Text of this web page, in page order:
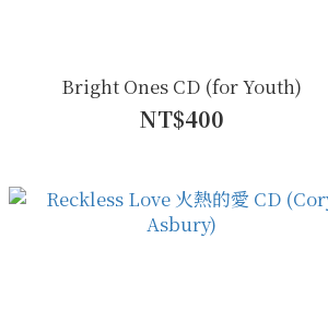
Bright Ones CD (for Youth)
NT$400